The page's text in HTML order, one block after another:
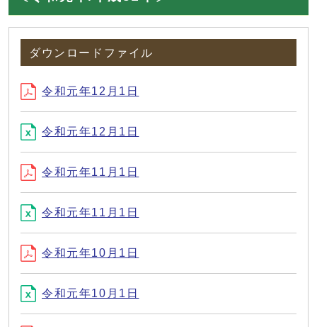
ダウンロードファイル
令和元年12月1日
令和元年12月1日
令和元年11月1日
令和元年11月1日
令和元年10月1日
令和元年10月1日